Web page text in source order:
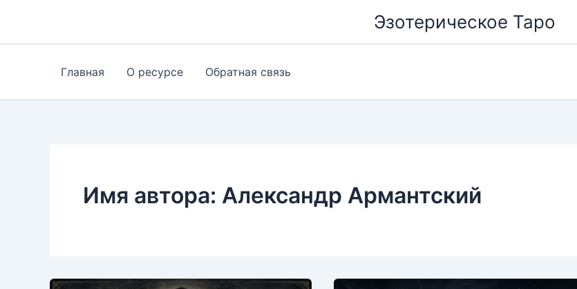
содержимому
Эзотерическое Таро
Главная О ресурсе Обратная связь
Имя автора: Александр Армантский